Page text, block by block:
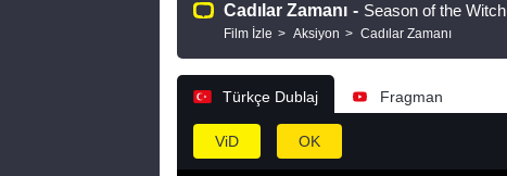
Cadılar Zamanı - Season of the Witch
Film İzle Aksiyon Cadılar Zamanı
Türkçe Dublaj Fragman
ViD OK